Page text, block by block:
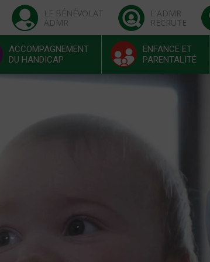
LE BÉNÉVOLAT
ADMR
L'ADMR
RECRUTE
ACCOMPAGNEMENT
DU HANDICAP
ENFANCE ET
PARENTALITÉ